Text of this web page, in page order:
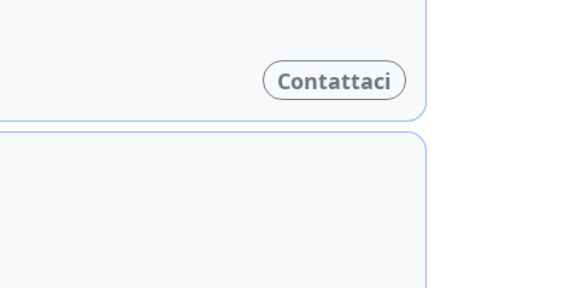
Contattaci